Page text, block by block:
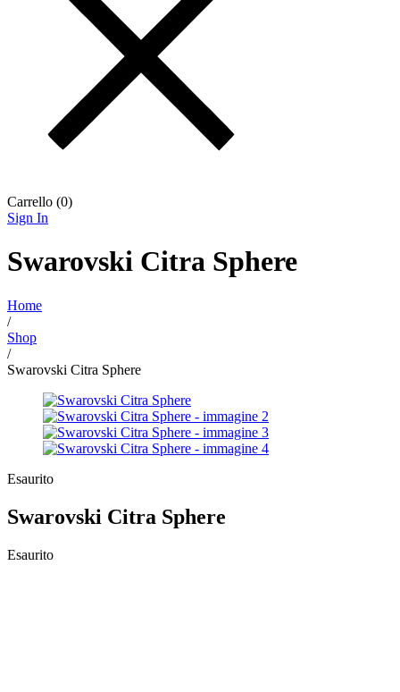
Carrello (0)
Sign In
Swarovski Citra Sphere
Home
/
Shop
/
Swarovski Citra Sphere
Esaurito
Swarovski Citra Sphere
Esaurito